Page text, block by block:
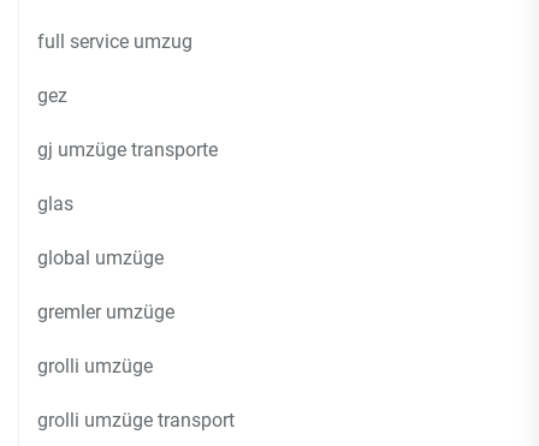
full service umzug
gez
gj umzüge transporte
glas
global umzüge
gremler umzüge
grolli umzüge
grolli umzüge transport